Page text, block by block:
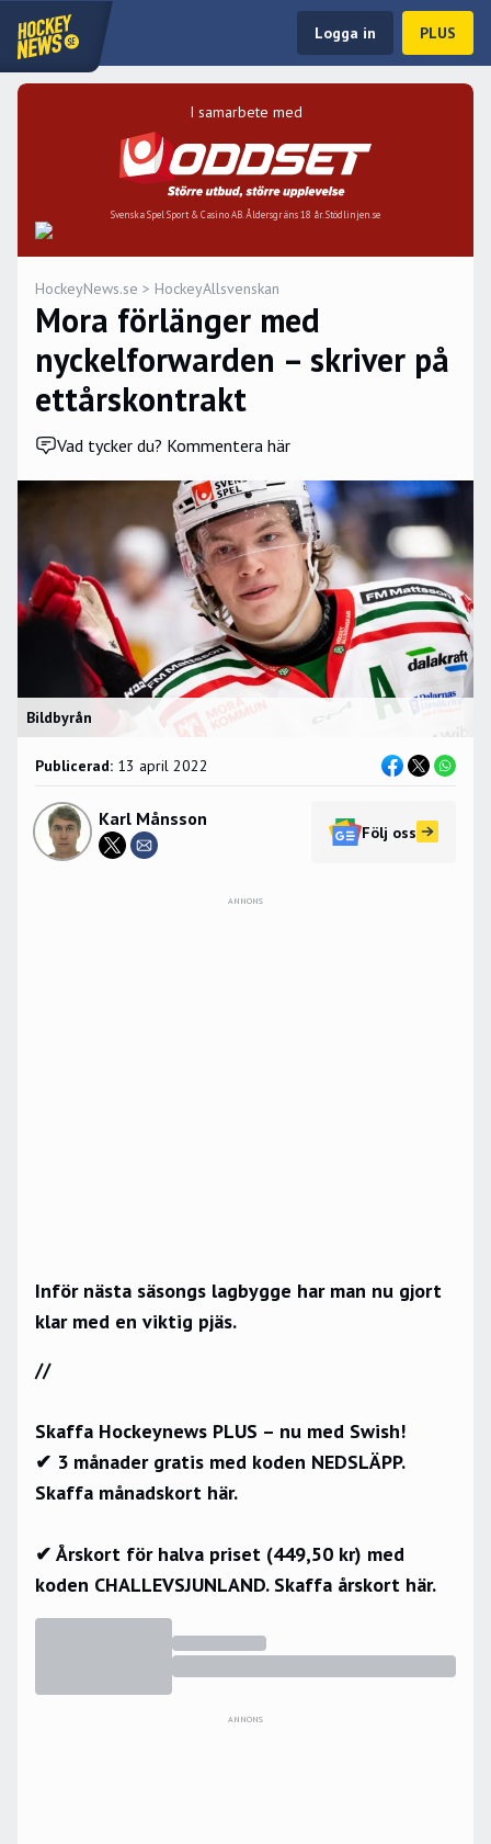
Logga in PLUS
I samarbete med
Svenska Spel Sport & Casino AB. Åldersgräns 18 år. Stödlinjen.se
HockeyNews.se > HockeyAllsvenskan
Mora förlänger med
nyckelforwarden – skriver på
ettårskontrakt
Vad tycker du? Kommentera här
Bildbyrån
Publicerad: 13 april 2022
Karl Månsson
Följ oss
ANNONS
Inför nästa säsongs lagbygge har man nu gjort
klar med en viktig pjäs.
//
Skaffa Hockeynews PLUS – nu med Swish!
✔ 3 månader gratis med koden NEDSLÄPP.
Skaffa månadskort här.
✔ Årskort för halva priset (449,50 kr) med
koden CHALLEVSJUNLAND. Skaffa årskort här.
ANNONS